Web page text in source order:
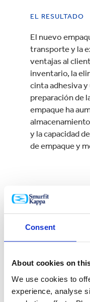
Consent
About cookies on
We use cookies to
experience, analyse
EL RESULTADO
El nuevo
transporte y la
ventajas al
inventario, la
cinta adhesiva y
preparación de
empaque ha
y la capacidad
de empaque y